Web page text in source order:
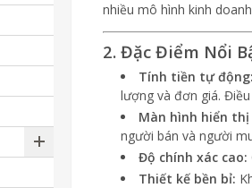
nhiều mô hình kinh
2. Đặc Điểm Nổi
Tính tiền tự động:
lượng và đơn giá.
Màn hình hiển
người bán và người
Độ chính xác cao:
Thiết kế bền bỉ: